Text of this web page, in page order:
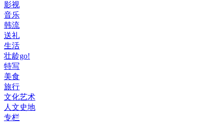
影视
音乐
韩流
送礼
生活
壮龄go!
特写
美食
旅行
文化艺术
人文史地
专栏